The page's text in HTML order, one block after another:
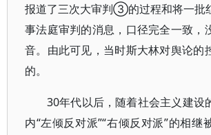
报道了三次大审判③的过程和将一批
事法庭审判的消息，口径完全一致，
音。由此可见，当时斯大林对舆论的
的。
30年代以后，随着社会主义建设
内“左倾反对派”“右倾反对派”的相继